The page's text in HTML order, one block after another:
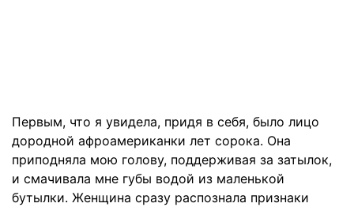
Первым, что я увидела, придя в себя, было лицо
дородной афроамериканки лет сорока. Она
приподняла мою голову, поддерживая за затылок,
и смачивала мне губы водой из маленькой
бутылки. Женщина сразу распознала признаки